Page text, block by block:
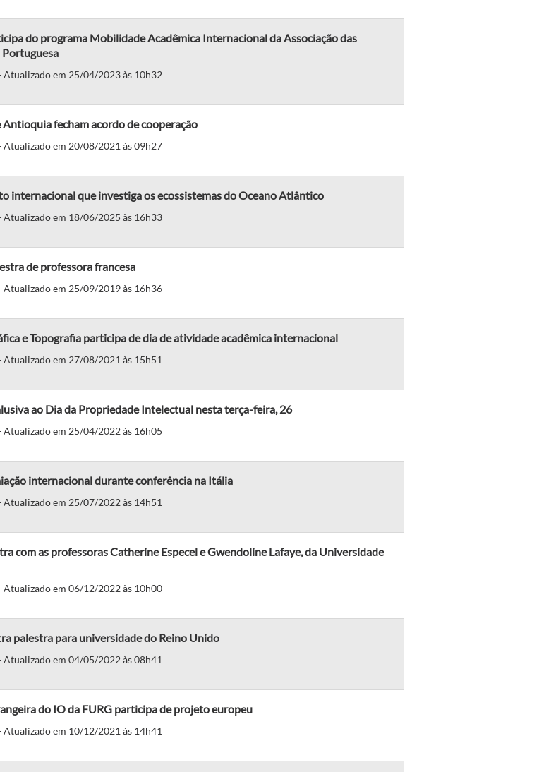
do programa Mobilidade Acadêmica Internacional da Associação das
Portuguesa
em 25/04/2023 às 10h32
fecham acordo de cooperação
em 20/08/2021 às 09h27
internacional que investiga os ecossistemas do Oceano Atlântico
em 18/06/2025 às 16h33
de professora francesa
em 25/09/2019 às 16h36
e Topografia participa de dia de atividade acadêmica internacional
em 27/08/2021 às 15h51
ao Dia da Propriedade Intelectual nesta terça-feira, 26
em 25/04/2022 às 16h05
internacional durante conferência na Itália
em 25/07/2022 às 14h51
com as professoras Catherine Especel e Gwendoline Lafaye, da Universidade
em 06/12/2022 às 10h00
palestra para universidade do Reino Unido
em 04/05/2022 às 08h41
do IO da FURG participa de projeto europeu
em 10/12/2021 às 14h41